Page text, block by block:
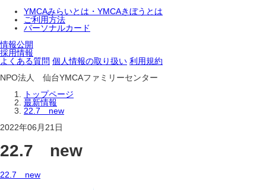
YMCAみらいとは・YMCAきぼうとは
ご利用方法
パーソナルカード
情報公開
採用情報
よくある質問 個人情報の取り扱い 利用規約
NPO法人 仙台YMCAファミリーセンター
トップページ
最新情報
22.7 new
2022年06月21日
22.7 new
22.7 new